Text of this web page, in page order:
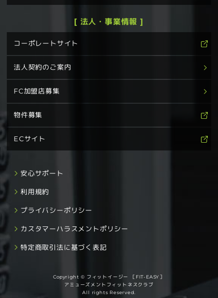
[ 法人・事業情報 ]
コーポレートサイト
法人契約のご案内
FC加盟店募集
物件募集
ECサイト
安心サポート
利用規約
プライバシーポリシー
カスタマーハラスメントポリシー
特定商取引法に基づく表記
Copyright © フィットイージー ［FIT-EASY］
アミューズメントフィットネスクラブ
All rights Reserved.